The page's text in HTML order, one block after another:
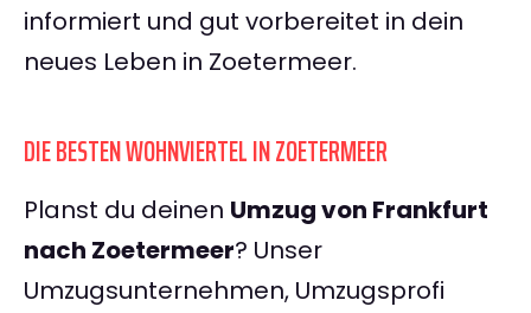
informiert und gut vorbereitet in dein
neues Leben in Zoetermeer.
DIE BESTEN WOHNVIERTEL IN ZOETERMEER
Planst du deinen Umzug von Frankfurt
nach Zoetermeer? Unser
Umzugsunternehmen, Umzugsprofi